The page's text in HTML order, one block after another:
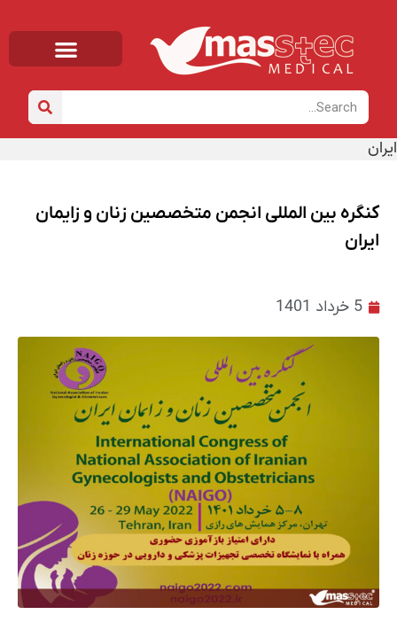
/اخبار/ کنگره بین المللی انجمن متخصصین زنان و زایمان
ایران
کنگره بین المللی انجمن متخصصین زنان و زایمان
ایران
5 خرداد 1401